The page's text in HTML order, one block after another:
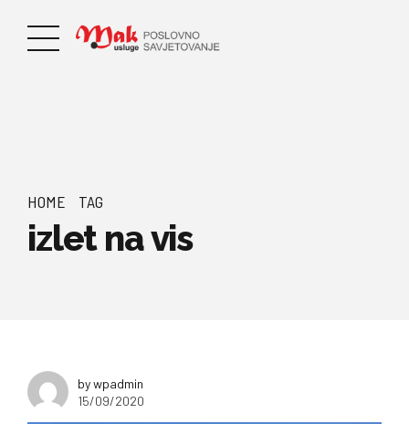
HOME TAG
izlet na vis
by wpadmin
15/09/2020